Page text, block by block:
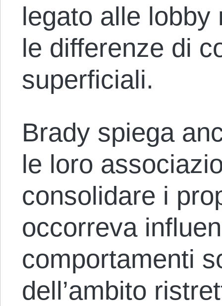
legato alle
le differenze di
superficiali.
Brady spiega
le loro
consolidare i
occorreva
comportamenti
dell’ambito